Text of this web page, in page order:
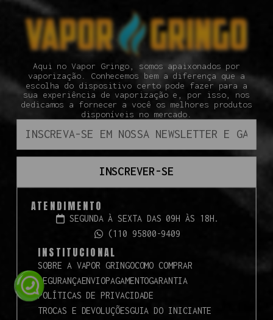
Aqui no Vapor Gringo, somos apaixonados por
vaporização. Conhecemos bem a diferença que a
escolha do dispositivo certo pode fazer para a
sua experiência de vaporização e, por isso, nos
dedicamos a fornecer a você os melhores produtos
disponíveis no mercado.
INSCREVER-SE
ATENDIMENTO
SEGUNDA À SEXTA DAS 09H ÀS 18H.
(110 95800-9409
INSTITUCIONAL
SOBRE A VAPOR GRINGOCOMO COMPRAR
SEGURANÇAENVIOPAGAMENTOGARANTIA
POLÍTICAS DE PRIVACIDADE
TROCAS E DEVOLUÇÕESGUIA DO INICIANTE